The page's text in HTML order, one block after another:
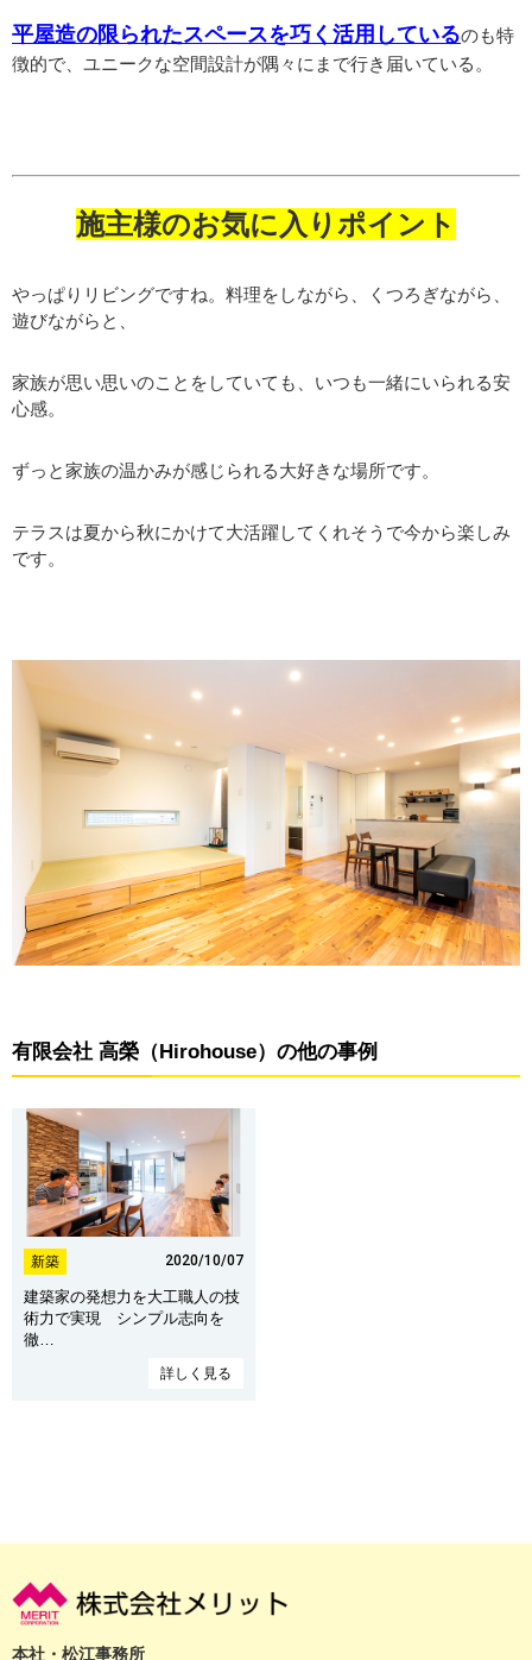
平屋造の限られたスペースを巧く活用しているのも特
徴的で、ユニークな空間設計が隅々にまで行き届いている。
施主様のお気に入りポイント
やっぱりリビングですね。料理をしながら、くつろぎながら、
遊びながらと、
家族が思い思いのことをしていても、いつも一緒にいられる安
心感。
ずっと家族の温かみが感じられる大好きな場所です。
テラスは夏から秋にかけて大活躍してくれそうで今から楽しみ
です。
有限会社 高榮（Hirohouse）の他の事例
新築 2020/10/07
建築家の発想力を大工職人の技
術力で実現 シンプル志向を
徹…
詳しく見る
本社・松江事務所